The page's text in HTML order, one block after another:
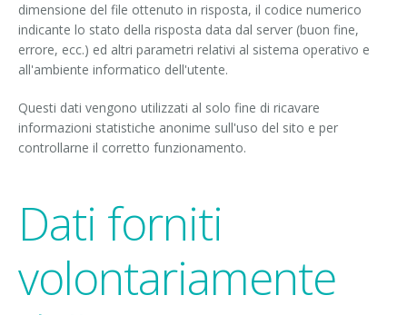
dimensione del file ottenuto in risposta, il codice numerico
indicante lo stato della risposta data dal server (buon fine,
errore, ecc.) ed altri parametri relativi al sistema operativo e
all'ambiente informatico dell'utente.
Questi dati vengono utilizzati al solo fine di ricavare
informazioni statistiche anonime sull'uso del sito e per
controllarne il corretto funzionamento.
Dati forniti
volontariamente